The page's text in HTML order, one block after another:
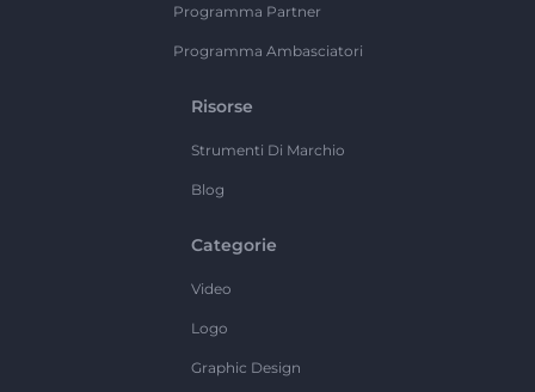
Programma Partner
Programma Ambasciatori
Risorse
Strumenti Di Marchio
Blog
Categorie
Video
Logo
Graphic Design